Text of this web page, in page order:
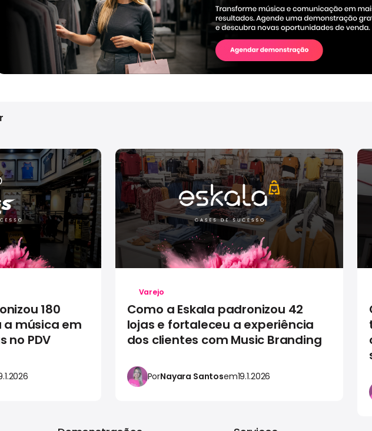
180
música em
no PDV
Varejo
Como a Eskala padronizou 42
lojas e fortaleceu a experiência
dos clientes com Music Branding
PorNayara Santosem19.1.2026